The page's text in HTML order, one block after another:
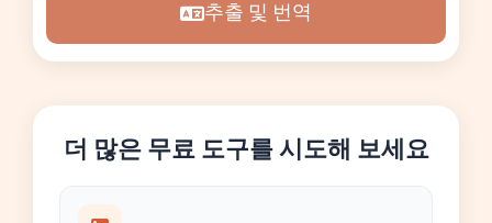
추출 및 번역
더 많은 무료 도구를 시도해 보세요